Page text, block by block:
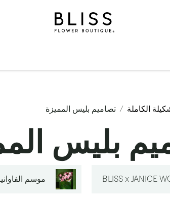
الكاملة تصاميم بليس المميزة
بليس
BLISS x JANICE موسم